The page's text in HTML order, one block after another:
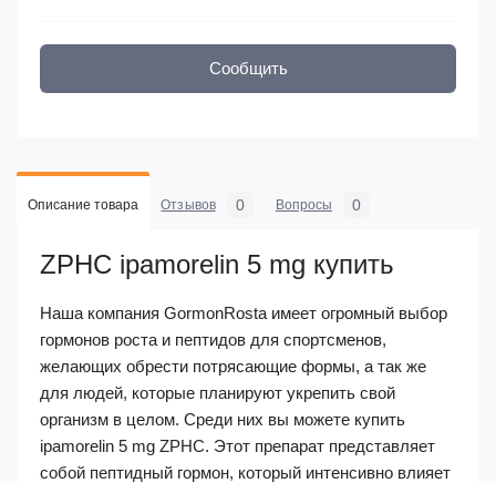
Сообщить
Описание товара Отзывов 0 Вопросы 0
ZPHC ipamorelin 5 mg купить
Наша компания GormonRosta имеет огромный выбор
гормонов роста и пептидов для спортсменов,
желающих обрести потрясающие формы, а так же
для людей, которые планируют укрепить свой
организм в целом. Среди них вы можете купить
ipamorelin 5 mg ZPHC. Этот препарат представляет
собой пептидный гормон, который интенсивно влияет